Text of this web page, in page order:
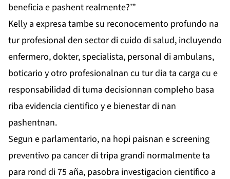
beneficia e pashent realmente?’”
Kelly a expresa tambe su reconocemento profundo na
tur profesional den sector di cuido di salud, incluyendo
enfermero, dokter, specialista, personal di ambulans,
boticario y otro profesionalnan cu tur dia ta carga cu e
responsabilidad di tuma decisionnan compleho basa
riba evidencia cientifico y e bienestar di nan
pashentnan.
Segun e parlamentario, na hopi paisnan e screening
preventivo pa cancer di tripa grandi normalmente ta
para rond di 75 aña, pasobra investigacion cientifico a